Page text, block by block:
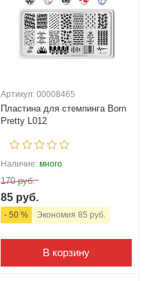
Артикул: 00008465
Пластина для стемпинга Born
Pretty L012
Наличие: много
170 руб.
85 руб.
- 50 % Экономия 85 руб.
В корзину